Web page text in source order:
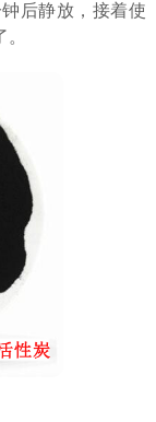
后静放，接着使